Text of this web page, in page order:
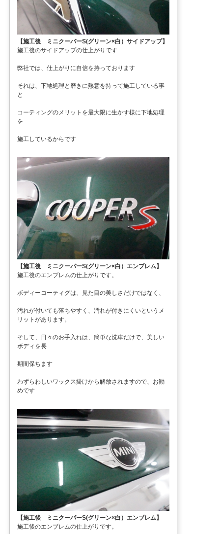
【施工後 ミニクーパーS(グリーン×白）サイドアップ】
施工後のサイドアップの仕上がりです
弊社では、仕上がりに自信を持っております
それは、下地処理と磨きに熱意を持って施工している事
と
コーティングのメリットを最大限に生かす様に下地処理
を
施工しているからです
【施工後 ミニクーパーS(グリーン×白）エンブレム】
施工後のエンブレムの仕上がりです。
ボディーコーティグは、見た目の美しさだけではなく、
汚れが付いても落ちやすく、汚れが付きにくいというメ
リットがあります。
そして、日々のお手入れは、簡単な洗車だけで、美しい
ボディを長
期間保ちます
わずらわしいワックス掛けから解放されますので、お勧
めです
【施工後 ミニクーパーS(グリーン×白）エンブレム】
施工後のエンブレムの仕上がりです。